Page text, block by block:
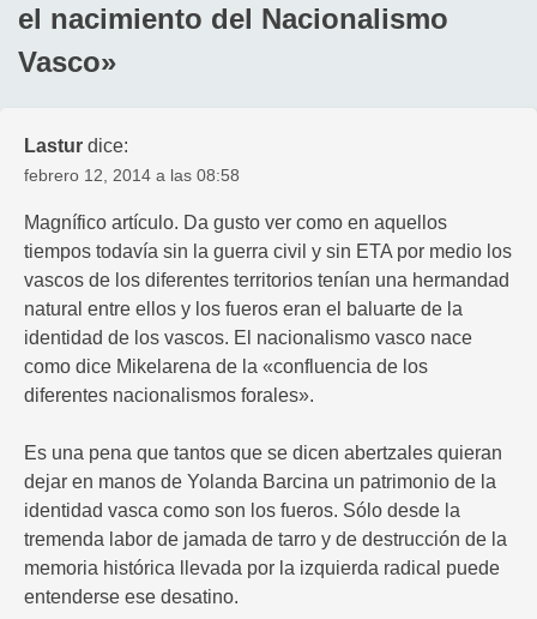
el nacimiento del Nacionalismo
Vasco»
Lastur dice:
febrero 12, 2014 a las 08:58
Magnífico artículo. Da gusto ver como en aquellos
tiempos todavía sin la guerra civil y sin ETA por medio los
vascos de los diferentes territorios tenían una hermandad
natural entre ellos y los fueros eran el baluarte de la
identidad de los vascos. El nacionalismo vasco nace
como dice Mikelarena de la «confluencia de los
diferentes nacionalismos forales».
Es una pena que tantos que se dicen abertzales quieran
dejar en manos de Yolanda Barcina un patrimonio de la
identidad vasca como son los fueros. Sólo desde la
tremenda labor de jamada de tarro y de destrucción de la
memoria histórica llevada por la izquierda radical puede
entenderse ese desatino.